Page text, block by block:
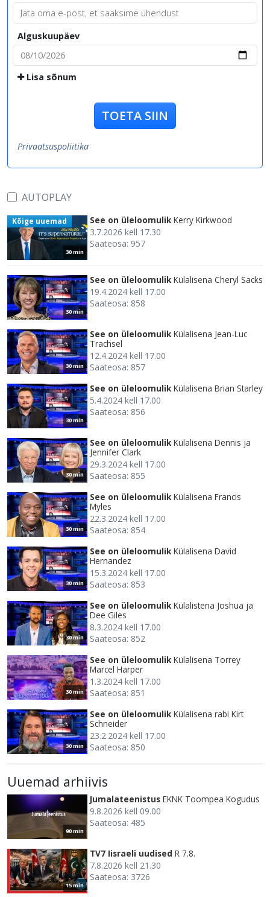
Alguskuupäev
Lisa sõnum
TOETA SIIN
Privaatsuspoliitika
AUTOPLAY
30 min
Kõige uuemad See on üleloomulik Kerry Kirkwood
3.7.2026 kell 17.30
Saateosa: 957
30 min
See on üleloomulik Külalisena Cheryl Sacks
19.4.2024 kell 17.00
Saateosa: 858
30 min
See on üleloomulik Külalisena Jean-Luc
Trachsel
12.4.2024 kell 17.00
Saateosa: 857
30 min
See on üleloomulik Külalisena Brian Starley
5.4.2024 kell 17.00
Saateosa: 856
30 min
See on üleloomulik Külalisena Dennis ja
Jennifer Clark
29.3.2024 kell 17.00
Saateosa: 855
30 min
See on üleloomulik Külalisena Francis
Myles
22.3.2024 kell 17.00
Saateosa: 854
30 min
See on üleloomulik Külalisena David
Hernandez
15.3.2024 kell 17.00
Saateosa: 853
30 min
See on üleloomulik Külalistena Joshua ja
Dee Giles
8.3.2024 kell 17.00
Saateosa: 852
30 min
See on üleloomulik Külalisena Torrey
Marcel Harper
1.3.2024 kell 17.00
Saateosa: 851
30 min
See on üleloomulik Külalisena rabi Kirt
Schneider
23.2.2024 kell 17.00
Saateosa: 850
Uuemad arhiivis
90 min
Jumalateenistus EKNK Toompea Kogudus
9.8.2026 kell 09.00
Saateosa: 485
15 min
TV7 Iisraeli uudised R 7.8.
7.8.2026 kell 21.30
Saateosa: 3726